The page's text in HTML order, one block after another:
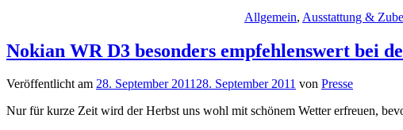
Allgemein, Ausstattung &
Nokian WR D3 besonders empfehlenswert bei
Veröffentlicht am 28. September 201128. September 2011 von Presse
Nur für kurze Zeit wird der Herbst uns wohl mit schönem Wetter erfreuen,